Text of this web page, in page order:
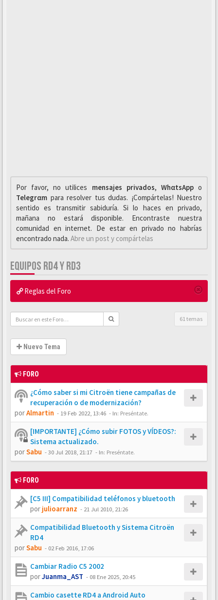
Por favor, no utilices mensajes privados, WhαtsAppo
Telegrαm para resolver tus dudas. ¡Compártelas! Nuestro
sentido es transmitir sabiduría. Si lo haces en privado,
mañana no estará disponible. Encontraste nuestra
comunidad en internet. De estar en privado no habrías
encontrado nada. Abre un post y compártelas
EQUIPOS RD4 Y RD3
Reglas del Foro
61 temas
Nuevo Tema
FORO
¿Cómo saber si mi Citroën tiene campañas de
recuperación o de modernización?
porAlmartin - 19 Feb 2022, 13:46 - In: Preséntate.
[IMPORTANTE] ¿Cómo subir FOTOS y VÍDEOS?:
Sistema actualizado.
porSabu -30 Jul 2018, 21:17 - In: Preséntate.
FORO
[C5 III] Compatibilidad teléfonos y bluetooth
por julioarranz - 21 Jul 2010, 21:26
Compatibilidad Bluetooth y Sistema Citroën
RD4
porSabu - 02 Feb 2016, 17:06
Cambiar Radio C5 2002
porJuanma_AST - 08 Ene 2025, 20:45
Cambio casette RD4 a Android Auto